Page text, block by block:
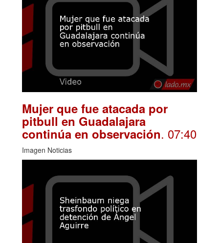
Mujer que fue atacada por
pitbull en Guadalajara
continúa en observación. 07:40
Imagen Noticias